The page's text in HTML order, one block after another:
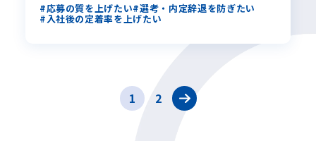
応募の質を上げたい 選考・内定辞退を防ぎたい
入社後の定着率を上げたい
1 2